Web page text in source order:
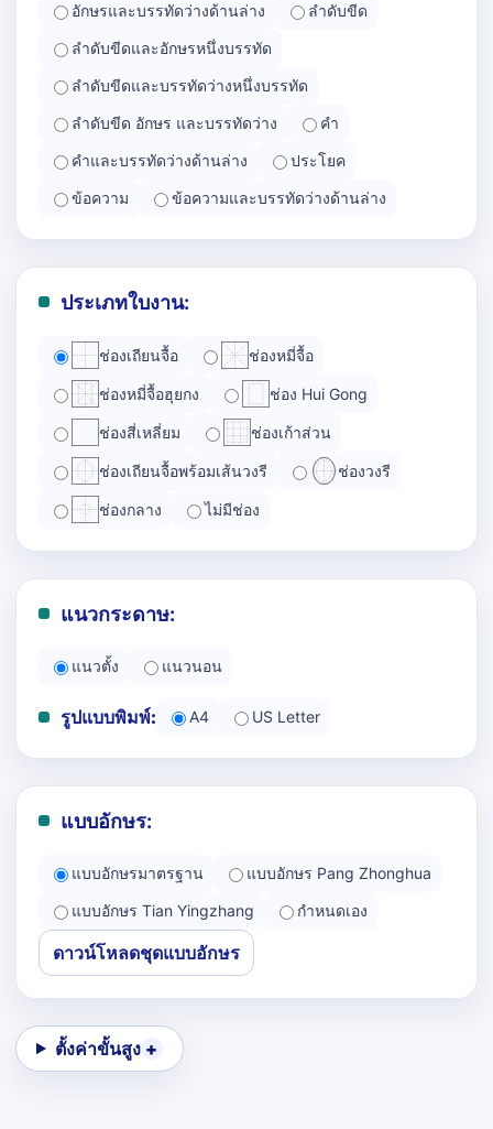
อักษรและบรรทัดว่างด้านล่าง
ลำดับขีด
ลำดับขีดและอักษรหนึ่งบรรทัด
ลำดับขีดและบรรทัดว่างหนึ่งบรรทัด
ลำดับขีด อักษร และบรรทัดว่าง
คำ
คำและบรรทัดว่างด้านล่าง
ประโยค
ข้อความ
ข้อความและบรรทัดว่างด้านล่าง
ประเภทใบงาน:
ช่องเถียนจื้อ ช่องหมี่จื้อ
ช่องหมี่จื้อฮุยกง ช่อง Hui Gong
ช่องสี่เหลี่ยม ช่องเก้าส่วน
ช่องเถียนจื้อพร้อมเส้นวงรี ช่องวงรี
ช่องกลาง ไม่มีช่อง
แนวกระดาษ:
แนวตั้ง แนวนอน
รูปแบบพิมพ์: A4 US Letter
แบบอักษร:
แบบอักษรมาตรฐาน
แบบอักษร Pang Zhonghua
แบบอักษร Tian Yingzhang
กำหนดเอง
ดาวน์โหลดชุดแบบอักษร
ตั้งค่าขั้นสูง